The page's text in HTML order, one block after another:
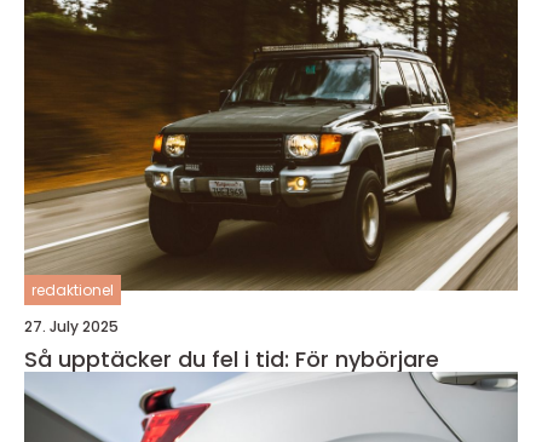
redaktionel
27. July 2025
Så upptäcker du fel i tid: För nybörjare